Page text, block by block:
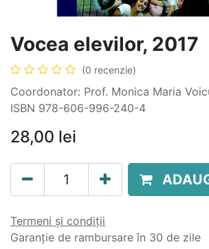
Vocea elevilor, 2017
(0 recenzie)
Coordonator: Prof. Monica Maria
ISBN 978-606-996-240-4
28,00 lei
Termeni și condiții
Garanție de rambursare în 30 de zile